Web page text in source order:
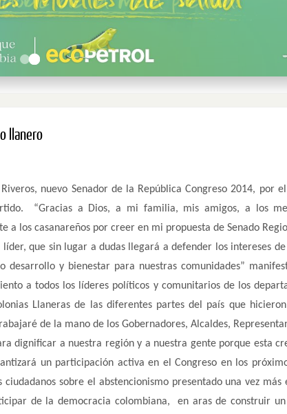
llanero
nuevo Senador de la República Congreso 2014, por
“Gracias a Dios, a mi familia, mis amigos, a los
a los casanareños por creer en mi propuesta de Senado
que sin lugar a dudas llegará a defender los intereses de
y bienestar para nuestras comunidades”
a todos los líderes políticos y comunitarios de los
Llaneras de las diferentes partes del país que
de la mano de los Gobernadores, Alcaldes,
dignificar a nuestra región y a nuestra gente porque esta
un participación activa en el Congreso en los
sobre el abstencionismo presentado una vez más
de la democracia colombiana, en aras de construir